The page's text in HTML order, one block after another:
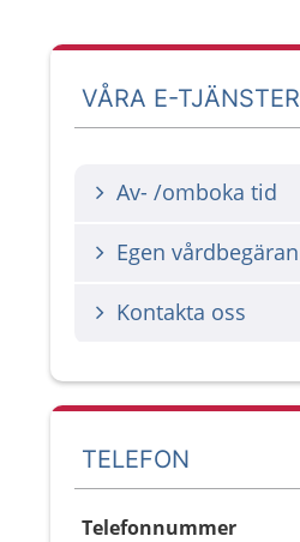
VÅRA E-TJÄNSTER
Av- /omboka tid
Egen vårdbegäran
Kontakta oss
TELEFON
Telefonnummer